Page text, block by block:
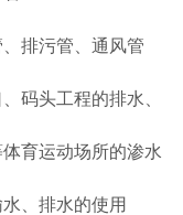
排污管、通风管
码头工程的排水、
育运动场所的渗水
、排水的使用